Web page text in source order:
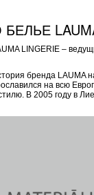
БЕЛЬЕ
LINGERIE –
бренда LAUMA
на всю
В 2005 году в